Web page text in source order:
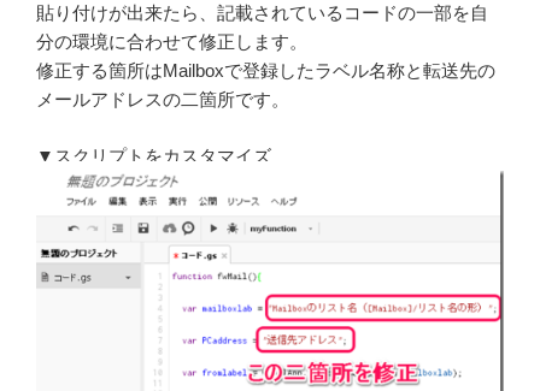
貼り付けが出来たら、記載されているコードの一部を自
分の環境に合わせて修正します。
修正する箇所はMailboxで登録したラベル名称と転送先の
メールアドレスの二箇所です。
▼スクリプトをカスタマイズ